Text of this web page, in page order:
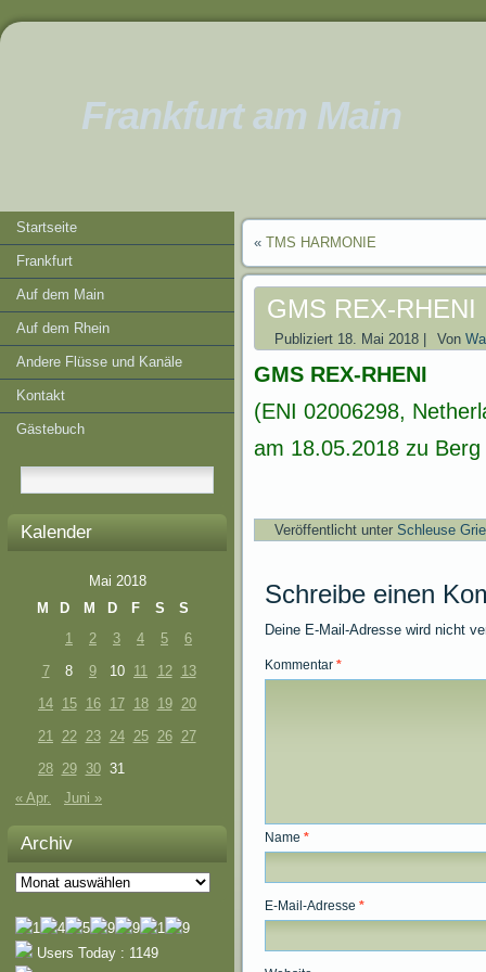
Frankfurt am Main
Startseite
Frankfurt
Auf dem Main
Auf dem Rhein
Andere Flüsse und Kanäle
Kontakt
Gästebuch
Kalender
Mai 2018
M
D M D F S
S
1
2 3 4 5
6
7
8 9 10 11 12
13
14 15 16 17 18 19 20
21 22 23 24 25 26 27
28 29 30 31
« Apr.
Juni »
Archiv
Archiv
Users Today : 1149
« TMS HARMONIE
GMS REX-RHENI
Publiziert 18. Mai 2018 Von
GMS REX-RHENI
(ENI 02006298,
am 18.05.2018 zu
Veröffentlicht unter Schleuse
Schreibe einen
Deine E-Mail-Adresse wird nicht
Kommentar *
Name *
E-Mail-Adresse *